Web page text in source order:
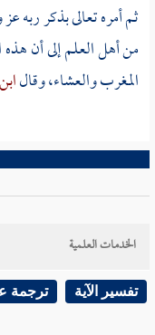
ثم أمره تعالى بذكر ربه
من أهل العلم إلى أن
المغرب والعشاء، وقال
الخدمات العلمية
تفسير الآية ترجمة